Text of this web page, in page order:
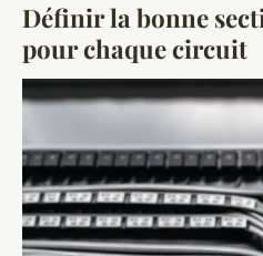
Définir la bonne
pour chaque circuit